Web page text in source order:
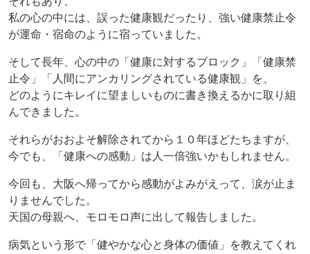
私の心の中には、誤った健康観だったり、強い健康禁止令
が運命・宿命のように宿っていました。
そして長年、心の中の「健康に対するブロック」「健康禁
止令」「人間にアンカリングされている健康観」を、
どのようにキレイに望ましいものに書き換えるかに取り組
んできました。
それらがおおよそ解除されてから１０年ほどたちますが、
今でも、「健康への感動」は人一倍強いかもしれません。
今回も、大阪へ帰ってから感動がよみがえって、涙が止ま
りませんでした。
天国の母親へ、モロモロ声に出して報告しました。
病気という形で「健やかな心と身体の価値」を教えてくれ